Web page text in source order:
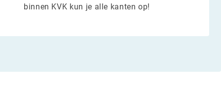
binnen KVK kun je alle kanten op!